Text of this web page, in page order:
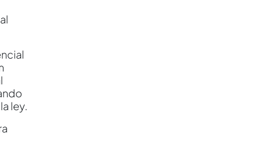
ley.